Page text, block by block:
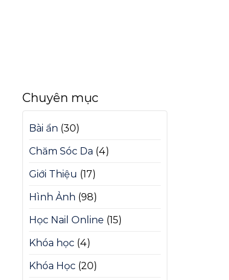
Chuyên mục
Bài ẩn (30)
Chăm Sóc Da (4)
Giới Thiệu (17)
Hình Ảnh (98)
Học Nail Online (15)
Khóa học (4)
Khóa Học (20)